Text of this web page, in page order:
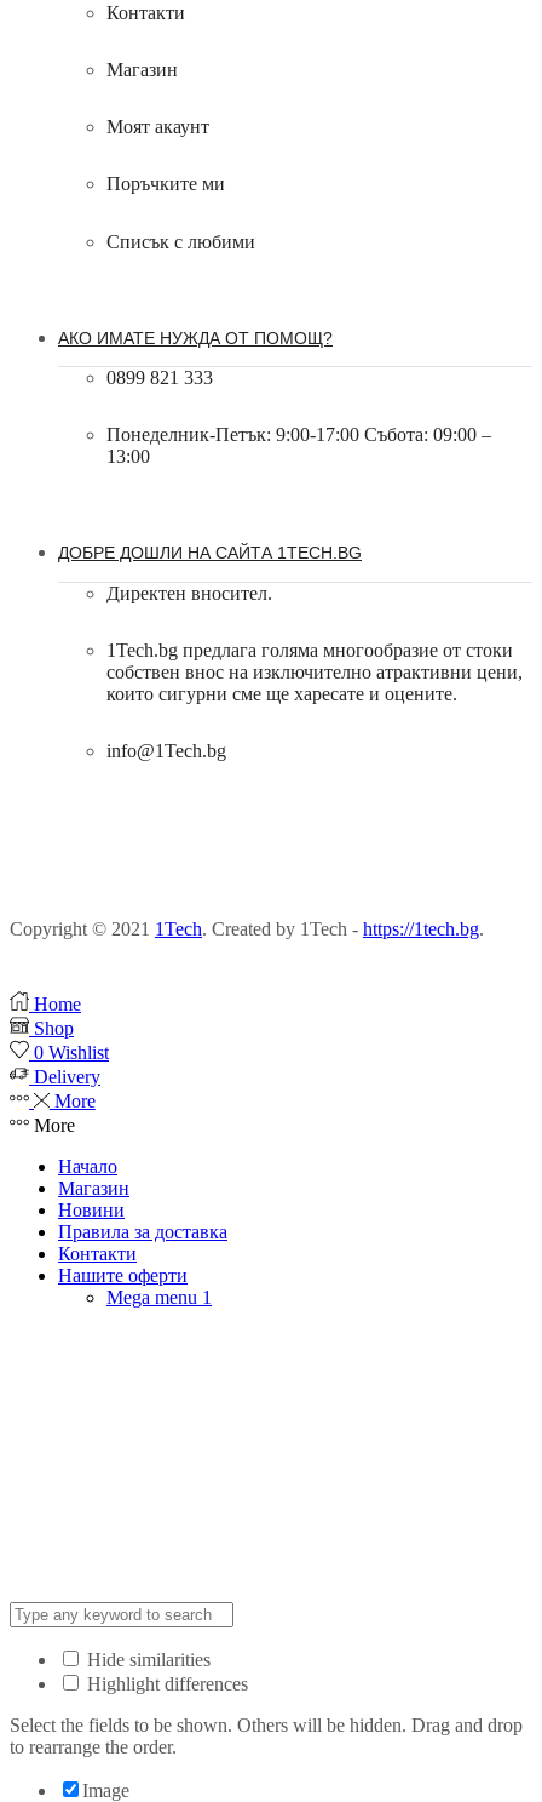
Контакти
Магазин
Моят акаунт
Поръчките ми
Списък с любими
АКО ИМАТЕ НУЖДА ОТ ПОМОЩ?
0899 821 333
Понеделник-Петък: 9:00-17:00 Събота: 09:00 –
13:00
ДОБРЕ ДОШЛИ НА САЙТА 1TECH.BG
Директен вносител.
1Tech.bg предлага голяма многообразие от стоки
собствен внос на изключително атрактивни цени,
които сигурни сме ще харесате и оцените.
info@1Tech.bg
Copyright © 2021 1Tech. Created by 1Tech - https://1tech.bg.
Home
Shop
0 Wishlist
Delivery
More
More
Начало
Магазин
Новини
Правила за доставка
Контакти
Нашите оферти
Mega menu 1
Hide similarities
Highlight differences
Select the fields to be shown. Others will be hidden. Drag and drop
to rearrange the order.
Image